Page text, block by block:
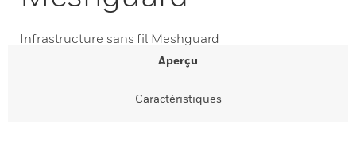
Infrastructure sans fil Meshguard
Aperçu
Caractéristiques